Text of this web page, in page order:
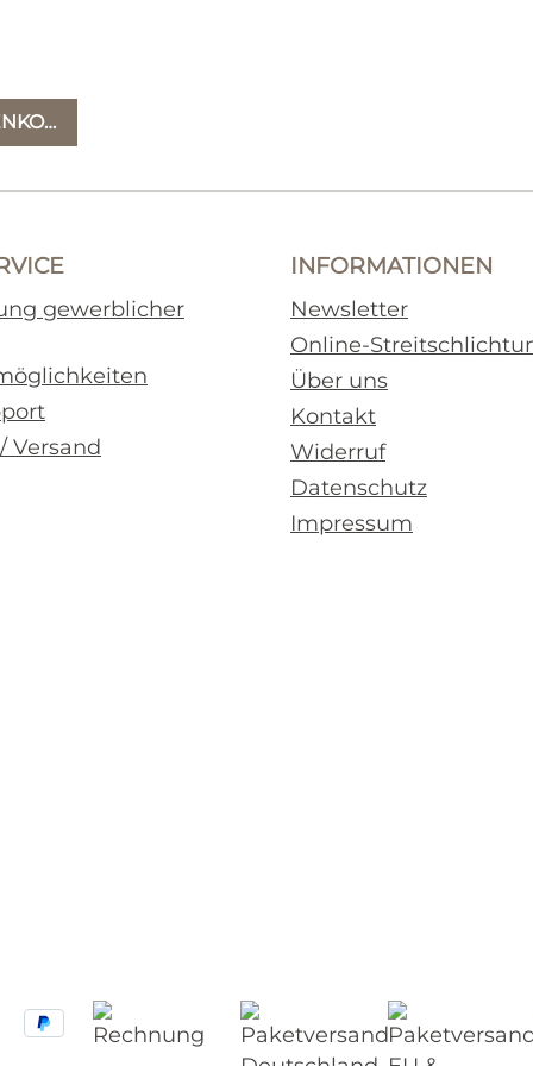
gewerblicher
Versand
INFORMATIONEN
Newsletter
Online-
Über uns
Kontakt
Widerruf
Datenschutz
Impressum